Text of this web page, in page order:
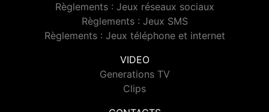
Règlements : Jeux réseaux sociaux
Règlements : Jeux SMS
Règlements : Jeux téléphone et internet
VIDEO
Generations TV
Clips